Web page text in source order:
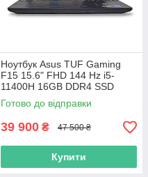
Ноутбук Asus TUF Gaming
F15 15.6" FHD 144 Hz i5-
11400H 16GB DDR4 SSD
512GB Nvidia RTX3050TI 4Gb
Готово до відправки
39 900 ₴ 47 500 ₴
Купити